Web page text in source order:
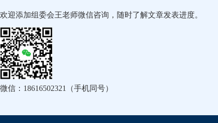
欢迎添加组委会王老师微信咨询，随时了解文章发表进度。
微信：18616502321（手机同号）